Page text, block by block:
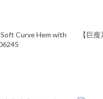
Curve Hem with
【巨